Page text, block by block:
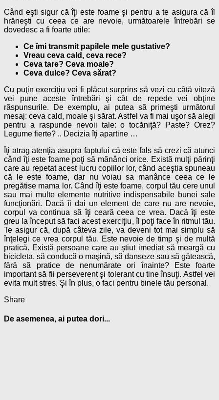
Când eşti sigur că îţi este foame şi pentru a te asigura că îl
hrăneşti cu ceea ce are nevoie, următoarele întrebări se
dovedesc a fi foarte utile:
Ce îmi transmit papilele mele gustative?
Vreau ceva cald, ceva rece?
Ceva tare? Ceva moale?
Ceva dulce? Ceva sărat?
Cu puţin exerciţiu vei fi plăcut surprins să vezi cu câtă viteză
vei pune aceste întrebări şi cât de repede vei obţine
răspunsurile. De exemplu, ai putea să primeşti următorul
mesaj: ceva cald, moale şi sărat. Astfel va fi mai uşor să alegi
pentru a raspunde nevoii tale: o tocăniţă? Paste? Orez?
Legume fierte? .. Decizia îţi apartine …
Îţi atrag atenţia asupra faptului că este fals să crezi că atunci
când îţi este foame poţi să mănânci orice. Există mulţi părinţi
care au repetat acest lucru copiilor lor, când aceştia spuneau
că le este foame, dar nu voiau sa manânce ceea ce le
pregătise mama lor. Când îţi este foame, corpul tău cere unul
sau mai multe elemente nutritive indispensabile bunei sale
funcţionări. Dacă îi dai un element de care nu are nevoie,
corpul va continua să îţi ceară ceea ce vrea. Dacă îţi este
greu la început să faci acest exerciţiu, îl poţi face în ritmul tău.
Te asigur că, după câteva zile, va deveni tot mai simplu să
înţelegi ce vrea corpul tău. Este nevoie de timp şi de multă
pratică. Există persoane care au ştiut imediat să meargă cu
bicicleta, să conducă o maşină, să danseze sau să gătească,
fără să pratice de nenumărate ori înainte? Este foarte
important să fii perseverent şi tolerant cu tine însuţi. Astfel vei
evita mult stres. Şi în plus, o faci pentru binele tău personal.
Share
De asemenea, ai putea dori...